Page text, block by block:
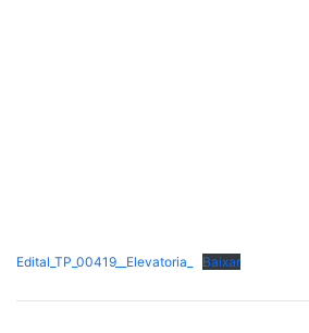
Edital_TP_00419__Elevatoria_ Baixar